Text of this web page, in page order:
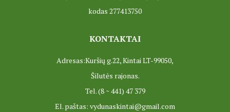
ES projektas GENIUS LOCI. Partnerių susitikimas
ES Projektas GENIUS LOCI. Tarptautinis muziejų projektas
Projektai
kodas 277413750
KONTAKTAI
Adresas:Kuršių g.22, Kintai LT-99050,
Šilutės rajonas.
Tel. (8 ~ 441) 47 379
El. paštas: vydunaskintai@gmail.com